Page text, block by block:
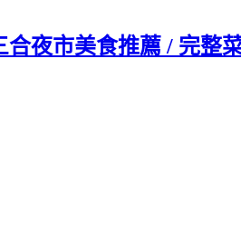
夜市美食推薦 / 完整